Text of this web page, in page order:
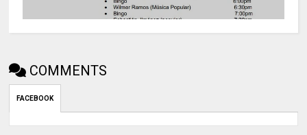
COMMENTS
FACEBOOK